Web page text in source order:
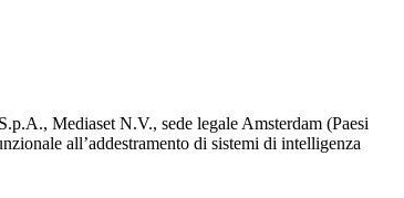
Mediaset N.V., sede legale Amsterdam (Paesi
all’addestramento di sistemi di intelligenza